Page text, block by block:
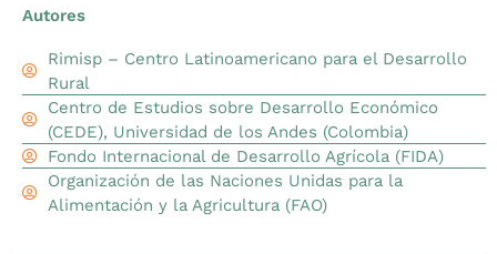
Autores
Rimisp – Centro Latinoamericano para el Desarrollo
Rural
Centro de Estudios sobre Desarrollo Económico
(CEDE), Universidad de los Andes (Colombia)
Fondo Internacional de Desarrollo Agrícola (FIDA)
Organización de las Naciones Unidas para la
Alimentación y la Agricultura (FAO)